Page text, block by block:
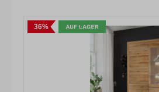
36%